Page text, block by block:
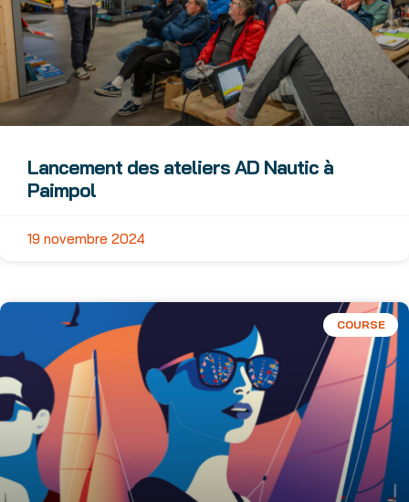
Lancement des ateliers AD Nautic à
Paimpol
19 novembre 2024
COURSE